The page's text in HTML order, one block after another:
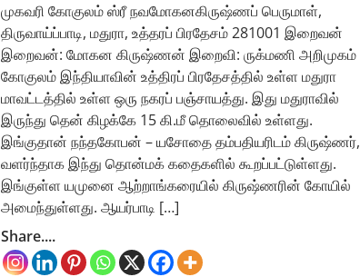
முகவரி கோகுலம் ஸ்ரீ நவமோகனகிருஷ்ணப் பெருமாள்,
திருவாய்ப்பாடி, மதுரா, உத்தரப் பிரதேசம் 281001 இறைவன்
இறைவன்: மோகன கிருஷ்ணன் இறைவி: ருக்மணி அறிமுகம்
கோகுலம் இந்தியாவின் உத்திரப் பிரதேசத்தில் உள்ள மதுரா
மாவட்டத்தில் உள்ள ஒரு நகரப் பஞ்சாயத்து. இது மதுராவில்
இருந்து தென் கிழக்கே 15 கி.மீ தொலைவில் உள்ளது.
இங்குதான் நந்தகோபன் – யசோதை தம்பதியரிடம் கிருஷ்ணர்,
வளர்ந்தாக இந்து தொன்மக் கதைகளில் கூறப்பட்டுள்ளது.
இங்குள்ள யமுனை ஆற்றாங்கரையில் கிருஷ்ணரின் கோயில்
அமைந்துள்ளது. ஆயர்பாடி […]
Share....